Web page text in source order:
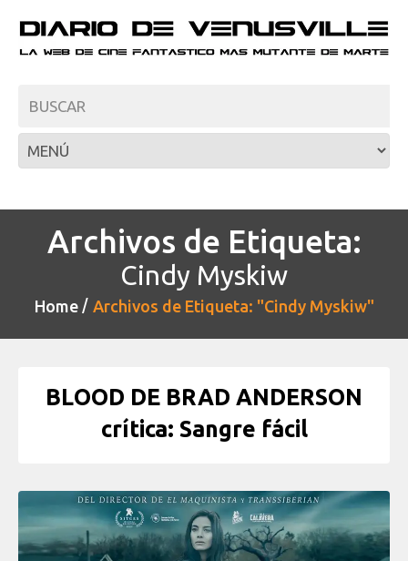
Archivos de Etiqueta:
Cindy Myskiw
Home Archivos de Etiqueta: "Cindy Myskiw"
BLOOD DE BRAD ANDERSON
crítica: Sangre fácil